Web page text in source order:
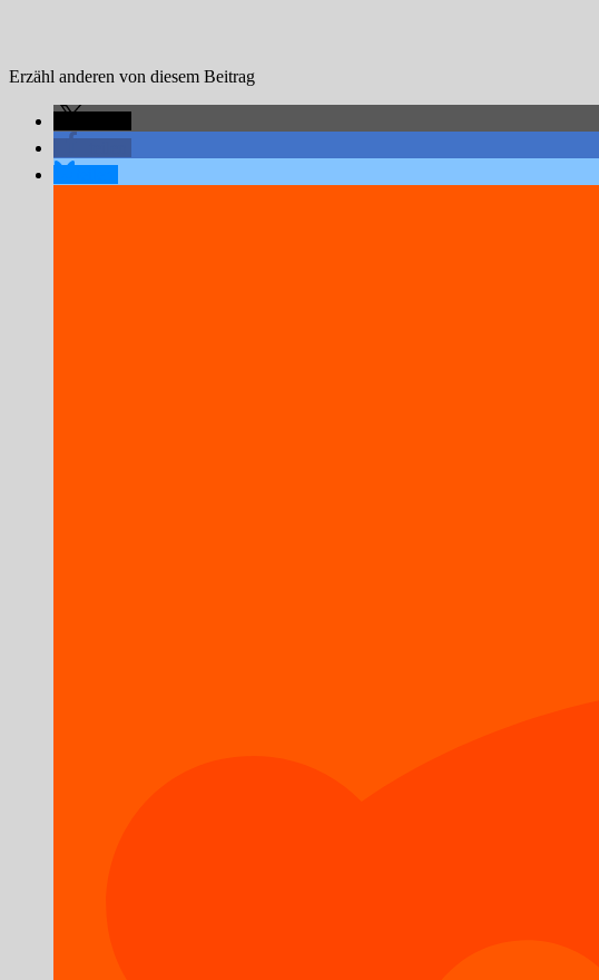
Erzähl anderen von diesem Beitrag